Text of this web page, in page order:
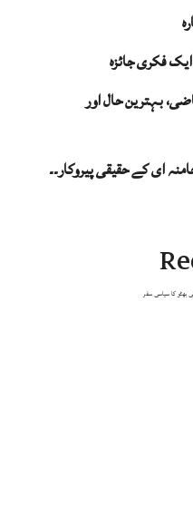
فکری جائزہ
بہترین حال اور
ای کے حقیقی پیروکار۔۔
بھٹو کا سیاسی سفر